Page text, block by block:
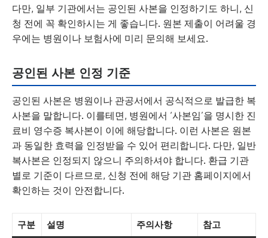
다만, 일부 기관에서는 공인된 사본을 인정하기도 하니, 신
청 전에 꼭 확인하시는 게 좋습니다. 원본 제출이 어려울 경
우에는 병원이나 보험사에 미리 문의해 보세요.
공인된 사본 인정 기준
공인된 사본은 병원이나 관공서에서 공식적으로 발급한 복
사본을 말합니다. 이를테면, 병원에서 ‘사본임’을 명시한 진
료비 영수증 복사본이 이에 해당합니다. 이런 사본은 원본
과 동일한 효력을 인정받을 수 있어 편리합니다. 다만, 일반
복사본은 인정되지 않으니 주의하셔야 합니다. 환급 기관
별로 기준이 다르므로, 신청 전에 해당 기관 홈페이지에서
확인하는 것이 안전합니다.
구분 설명 주의사항 참고